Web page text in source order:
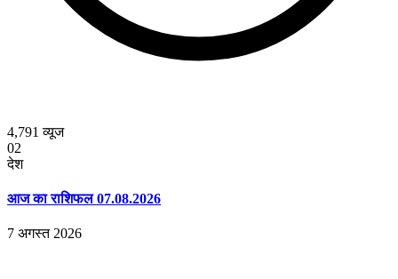
4,791 व्यूज
02
देश
आज का राशिफल 07.08.2026
7 अगस्त 2026